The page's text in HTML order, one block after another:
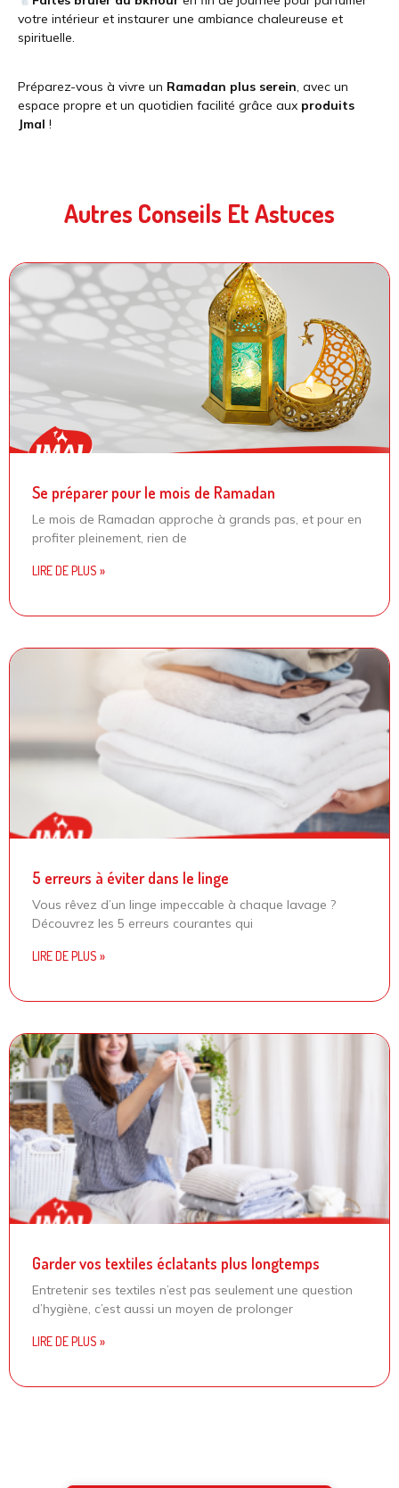
votre intérieur et instaurer une ambiance chaleureuse et
spirituelle.
Préparez-vous à vivre un Ramadan plus serein, avec un
espace propre et un quotidien facilité grâce aux produits
Jmal !
Autres Conseils Et Astuces
Se préparer pour le mois de Ramadan
Le mois de Ramadan approche à grands pas, et pour en
profiter pleinement, rien de
LIRE DE PLUS »
5 erreurs à éviter dans le linge
Vous rêvez d’un linge impeccable à chaque lavage ?
Découvrez les 5 erreurs courantes qui
LIRE DE PLUS »
Garder vos textiles éclatants plus longtemps
Entretenir ses textiles n’est pas seulement une question
d’hygiène, c’est aussi un moyen de prolonger
LIRE DE PLUS »